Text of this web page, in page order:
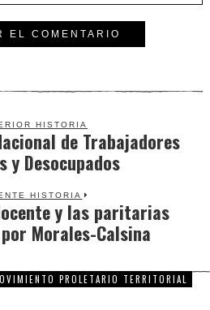
HISTORIA
Previous
post:
de Trabajadores
y Desocupados
HISTORIA
Next
post:
y las paritarias
Morales-Calsina
PROLETARIO TERRITORIAL